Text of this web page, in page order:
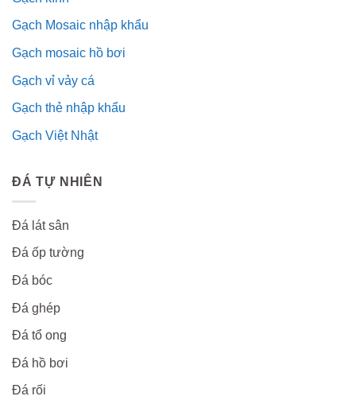
Gạch Mosaic nhập khẩu
Gạch mosaic hồ bơi
Gạch vỉ vảy cá
Gạch thẻ nhập khẩu
Gạch Việt Nhật
ĐÁ TỰ NHIÊN
Đá lát sân
Đá ốp tường
Đá bóc
Đá ghép
Đá tổ ong
Đá hồ bơi
Đá rối